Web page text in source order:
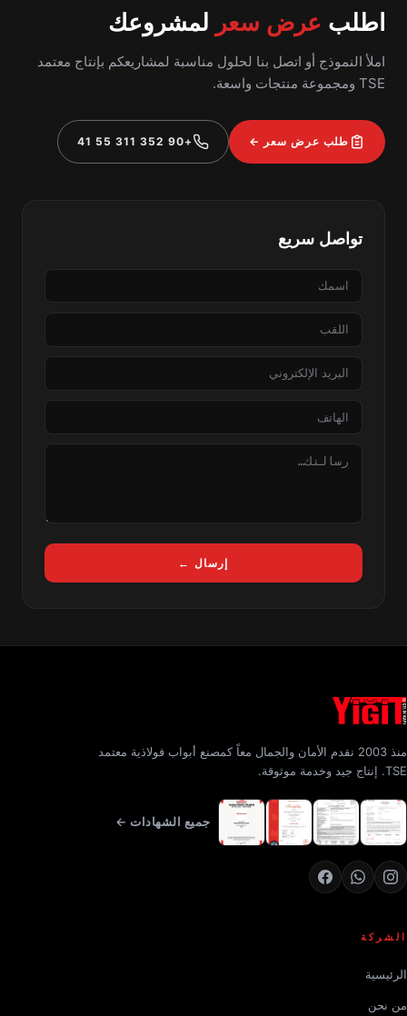
اطلب عرض سعر لمشروعك
املأ النموذج أو اتصل بنا لحلول مناسبة لمشاريعكم بإنتاج معتمد
TSE ومجموعة منتجات واسعة.
طلب عرض سعر ← +90 352 311 55 41
تواصل سريع
الاسم
اللقب
البريد
الإلكتروني
الهاتف
الرسالة
إرسال ←
منذ 2003 نقدم الأمان والجمال معاً كمصنع أبواب فولاذية معتمد
TSE. إنتاج جيد وخدمة موثوقة.
جميع الشهادات ←
الشركة
الرئيسية
من نحن